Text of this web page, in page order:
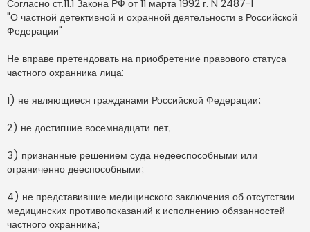
р
о
ч
и
н
н
с
б
щ
н
и
е
Согласно ст.11.1 Закона РФ от 11 марта 1992 г. N 2487-I
"О частной детективной и охранной деятельности в Российской
Федерации"
Не вправе претендовать на приобретение правового статуса
частного охранника лица:
1) не являющиеся гражданами Российской Федерации;
2) не достигшие восемнадцати лет;
3) признанные решением суда недееспособными или
ограниченно дееспособными;
4) не представившие медицинского заключения об отсутствии
медицинских противопоказаний к исполнению обязанностей
частного охранника;